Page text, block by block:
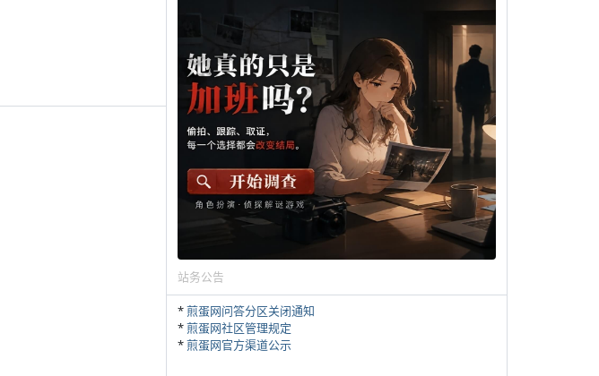
站务公告
*煎蛋网问答分区关闭通知
*煎蛋网社区管理规定
*煎蛋网官方渠道公示